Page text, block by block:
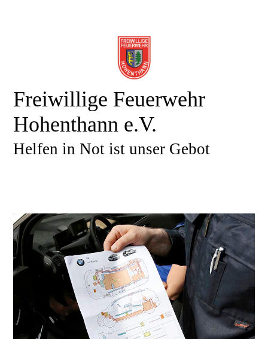
Freiwillige Feuerwehr
Hohenthann e.V.
Helfen in Not ist unser Gebot